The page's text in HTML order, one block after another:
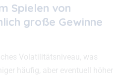
Spielen von
große Gewinne
Volatilitätsniveau, was
häufig, aber eventuell höher